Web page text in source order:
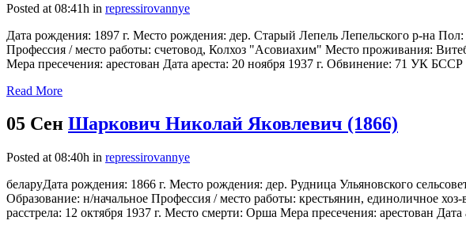
Posted at 08:41h in repressirovannye
Дата рождения: 1897 г. Место рождения: дер. Старый Лепель Лепельского р-на
Профессия / место работы: счетовод, Колхоз "Асовиахим" Место проживания:
Мера пресечения: арестован Дата ареста: 20 ноября 1937 г. Обвинение: 71 УК БССР
Read More
05 Сен Шаркович Николай Яковлевич (1866)
Posted at 08:40h in repressirovannye
беларуДата рождения: 1866 г. Место рождения: дер. Рудница Ульяновского
Образование: н/начальное Профессия / место работы: крестьянин, единоличное
расстрела: 12 октября 1937 г. Место смерти: Орша Мера пресечения: арестован